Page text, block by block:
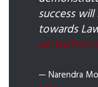
success
towards
— Narendra